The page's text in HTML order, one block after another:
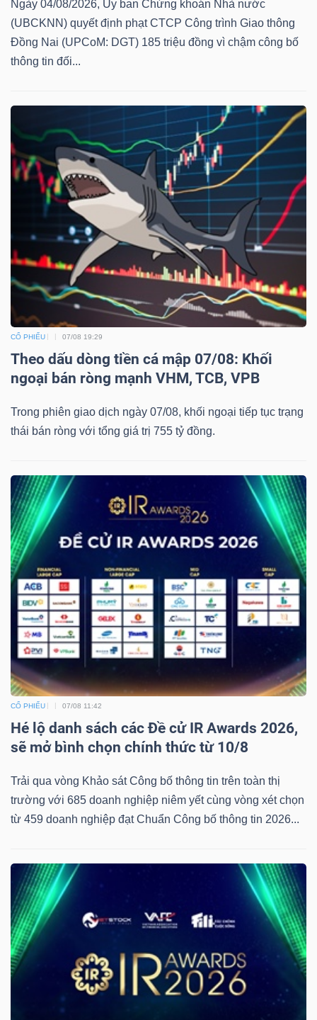
Ngày 04/08/2026, Ủy ban Chứng khoán Nhà nước
(UBCKNN) quyết định phạt CTCP Công trình Giao thông
Đồng Nai (UPCoM: DGT) 185 triệu đồng vì chậm công bố
thông tin đối...
CỔ PHIẾU 07/08 19:29
Theo dấu dòng tiền cá mập 07/08: Khối
ngoại bán ròng mạnh VHM, TCB, VPB
Trong phiên giao dịch ngày 07/08, khối ngoại tiếp tục trạng
thái bán ròng với tổng giá trị 755 tỷ đồng.
CỔ PHIẾU 07/08 11:42
Hé lộ danh sách các Đề cử IR Awards 2026,
sẽ mở bình chọn chính thức từ 10/8
Trải qua vòng Khảo sát Công bố thông tin trên toàn thị
trường với 685 doanh nghiệp niêm yết cùng vòng xét chọn
từ 459 doanh nghiệp đạt Chuẩn Công bố thông tin 2026...
YẾU
THIẾT
YẾU
CHĂM
SÓC
KHỎE
TÀI
CÔNG
NGHỆ
THÔNG
TIN
DỊCH
VỤ
TRUYỀN
THÔNG
TIỆN
ÍCH
BẤT
ĐỘNG
SẢN